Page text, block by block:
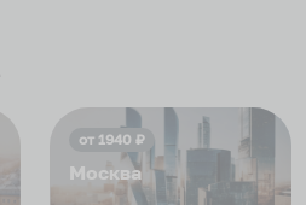
от 1940 ₽
Москва